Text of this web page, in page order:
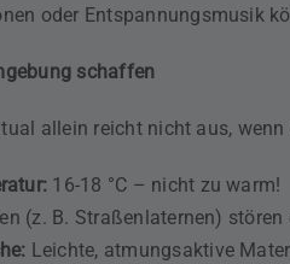
oder Entspannungsmusik
schaffen
allein reicht nicht aus,
16-18 °C – nicht zu warm!
(z. B. Straßenlaternen) stören
Leichte, atmungsaktive